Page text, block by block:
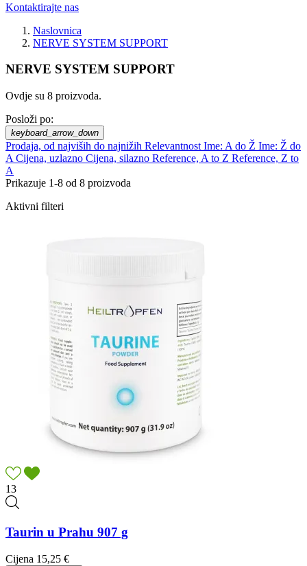
Kontaktirajte nas
Naslovnica
NERVE SYSTEM SUPPORT
NERVE SYSTEM SUPPORT
Ovdje su 8 proizvoda.
Posloži po:
keyboard_arrow_down
Prodaja, od najviših do najnižih Relevantnost Ime: A do Ž Ime: Ž do
A Cijena, uzlazno Cijena, silazno Reference, A to Z Reference, Z to
A
Prikazuje 1-8 od 8 proizvoda
Aktivni filteri
13
Taurin u Prahu 907 g
Cijena 15,25 €